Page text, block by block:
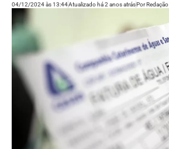
04/12/2024 às 13:44Atualizado há 2 anos atrásPorRedação